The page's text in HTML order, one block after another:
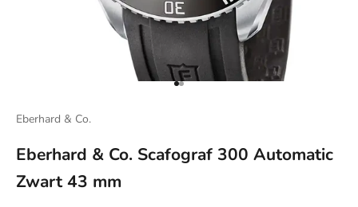
Naar artikel 1
Naar artikel 2
Eberhard & Co.
Eberhard & Co. Scafograf 300 Automatic
Zwart 43 mm